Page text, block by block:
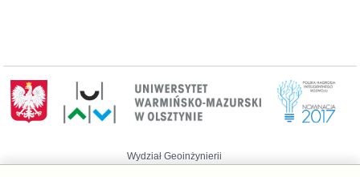
Wydział Geoinżynierii